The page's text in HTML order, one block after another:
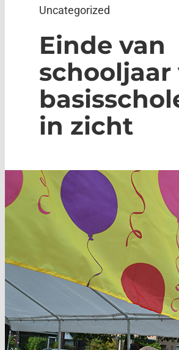
Uncategorized
Einde van
schooljaar
in zicht